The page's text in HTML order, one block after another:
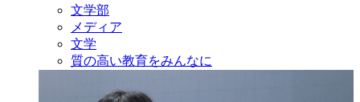
文学部
メディア
文学
質の高い教育をみんなに